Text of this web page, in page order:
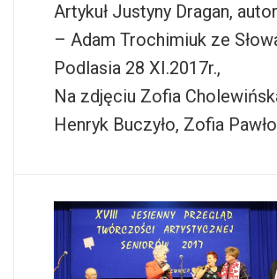
Artykuł Justyny Dragan,
– Adam Trochimiuk ze
Podlasia 28 XI.2017r.,
Na zdjęciu Zofia
Henryk Buczyło, Zofia